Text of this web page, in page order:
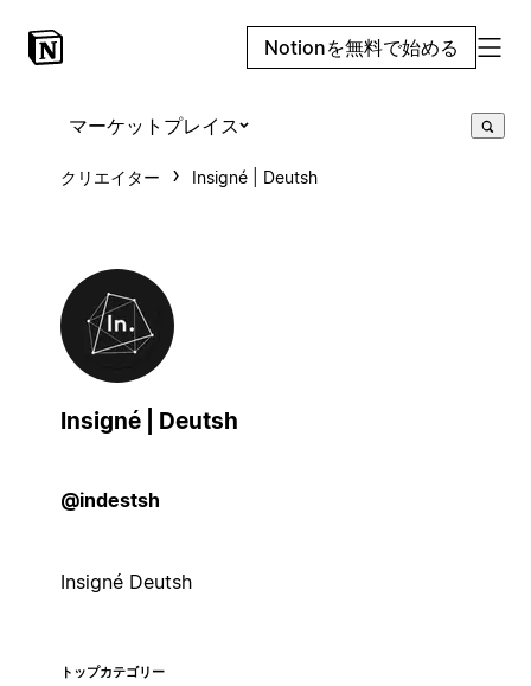
Notionを無料で始める
マーケットプレイス
クリエイター Insigné | Deutsh
Insigné | Deutsh
@indestsh
Insigné Deutsh
トップカテゴリー